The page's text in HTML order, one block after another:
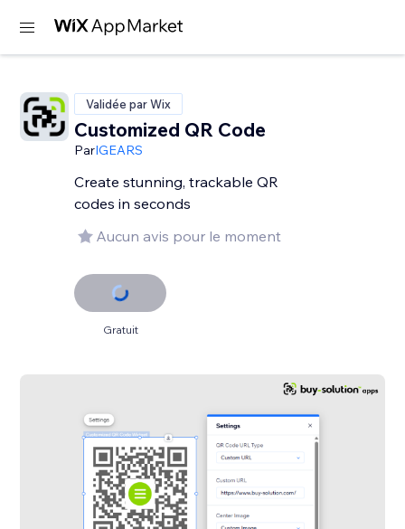
Validée par Wix
Customized QR Code
ParIGEARS
Create stunning, trackable QR
codes in seconds
Aucun avis pour le moment
Gratuit